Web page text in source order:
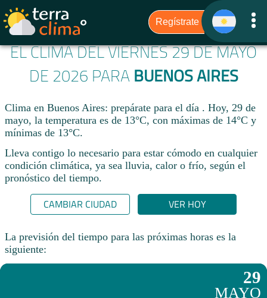
EL CLIMA DEL VIERNES 29 DE MAYO
DE 2026 PARA BUENOS AIRES
Clima en Buenos Aires: prepárate para el día . Hoy, 29 de
mayo, la temperatura es de 13°C, con máximas de 14°C y
mínimas de 13°C.
Lleva contigo lo necesario para estar cómodo en cualquier
condición climática, ya sea lluvia, calor o frío, según el
pronóstico del tiempo.
CAMBIAR CIUDAD VER HOY
La previsión del tiempo para las próximas horas es la
siguiente:
29
MAYO